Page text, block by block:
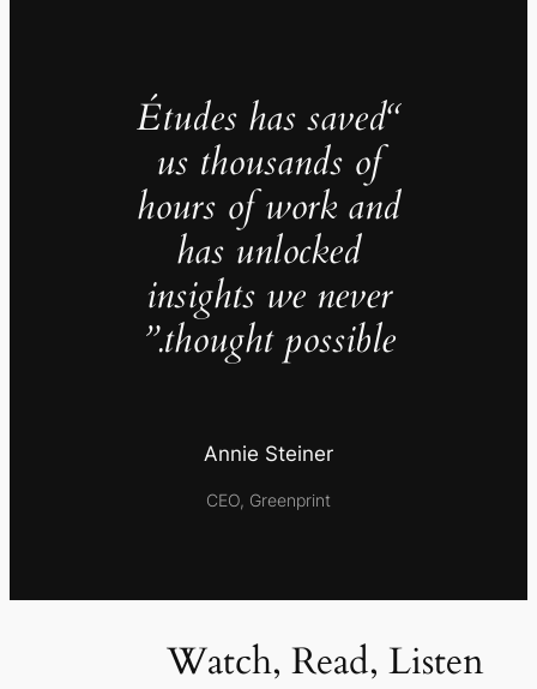
“Études has saved
us thousands of
hours of work and
has unlocked
insights we never
thought possible.”
Annie Steiner
CEO, Greenprint
Watch, Read, Listen